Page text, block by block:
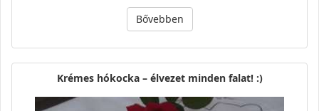
Bővebben
Krémes hókocka – élvezet minden falat! :)